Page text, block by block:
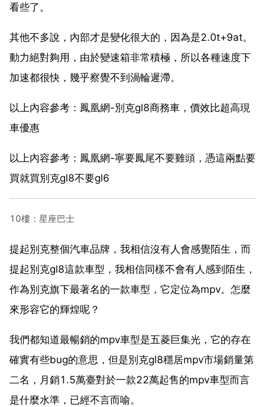
看些了。
其他不多說，內部才是變化很大的，因為是2.0t+9at。
動力絕對夠用，由於變速箱非常積極，所以各種速度下
加速都很快，幾乎察覺不到渦輪遲滯。
以上內容參考：鳳凰網-別克gl8商務車，價效比超高現
車優惠
以上內容參考：鳳凰網-寧要鳳尾不要雞頭，憑這兩點要
買就買別克gl8不要gl6
10樓：星座巴士
提起別克整個汽車品牌，我相信沒有人會感覺陌生，而
提起別克gl8這款車型，我相信同樣不會有人感到陌生，
作為別克旗下最著名的一款車型，它定位為mpv。怎麼
來形容它的輝煌呢？
我們都知道最暢銷的mpv車型是五菱巨集光，它的存在
確實有些bug的意思，但是別克gl8穩居mpv市場銷量第
二名，月銷1.5萬臺對於一款22萬起售的mpv車型而言
是什麼水準，已經不言而喻。